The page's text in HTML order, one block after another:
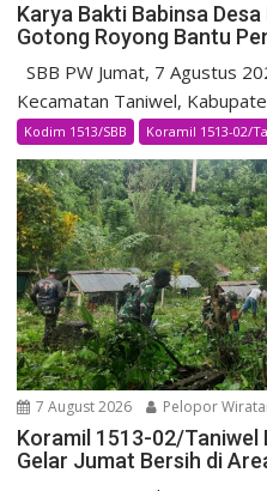
Karya Bakti Babinsa
Gotong Royong Bantu
SBB PW Jumat, 7 Agustus
Kecamatan Taniwel,
Kodim 1513/SBB Koramil 1513-02/
7 August 2026 Pelopor
Koramil 1513-02/Taniwel
Gelar Jumat Bersih di